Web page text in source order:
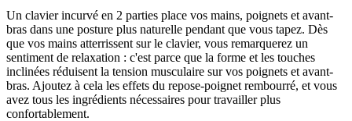
Un clavier incurvé en 2 parties place vos mains, poignets et avant-
bras dans une posture plus naturelle pendant que vous tapez. Dès
que vos mains atterrissent sur le clavier, vous remarquerez un
sentiment de relaxation : c'est parce que la forme et les touches
inclinées réduisent la tension musculaire sur vos poignets et avant-
bras. Ajoutez à cela les effets du repose-poignet rembourré, et vous
avez tous les ingrédients nécessaires pour travailler plus
confortablement.